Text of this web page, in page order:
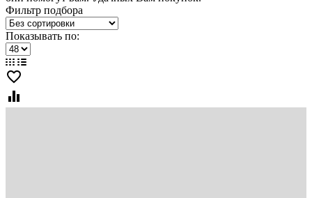
Фильтр подбора
Показывать по:
favorite_border
equalizer